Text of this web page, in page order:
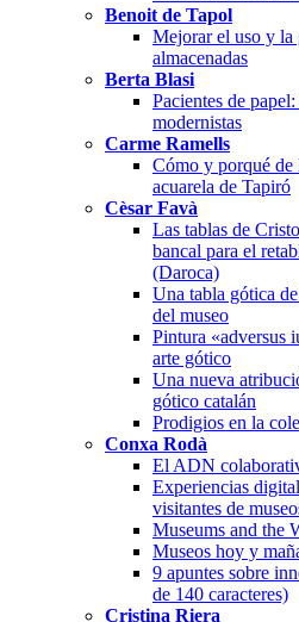
Benoit de Tapol
Mejorar el uso y la
almacenadas
Berta Blasi
Pacientes de
modernistas
Carme Ramells
Cómo y porqué de
acuarela de Tapiró
Cèsar Favà
Las tablas de
bancal para el
(Daroca)
Una tabla gótica
del museo
Pintura «adversus
arte gótico
Una nueva
gótico catalán
Prodigios en la
Conxa Rodà
El ADN
Experiencias
visitantes de
Museums and the
Museos hoy y
9 apuntes sobre
de 140 caracteres)
Cristina Riera